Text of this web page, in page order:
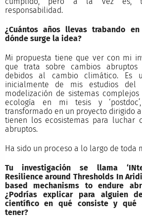
responsabilidad.
¿Cuántos años llevas trabando
dónde surge la idea?
Mi propuesta tiene que ver con mi
que trata sobre cambios abruptos
debidos al cambio climático. Es
inicialmente de mis estudios
modelización de sistemas
ecología en mi tesis y
transformado en un proyecto dirigido
tienen los ecosistemas para luchar
abruptos.
Ha sido un proceso a lo largo de toda
Tu investigación se llama
Resilience around Thresholds In
based mechanisms to endure
¿Podrías explicar para alguien
científico en qué consiste y qué
tener?